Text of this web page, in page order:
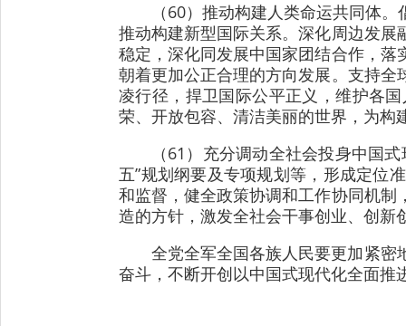
（60）推动构建人类命运共同体
推动构建新型国际关系。深化周边发
稳定，深化同发展中国家团结合作，
朝着更加公正合理的方向发展。支持
凌行径，捍卫国际公平正义，维护各
荣、开放包容、清洁美丽的世界，为构
（61）充分调动全社会投身中国
五”规划纲要及专项规划等，形成定位
和监督，健全政策协调和工作协同机
造的方针，激发全社会干事创业、创
全党全军全国各族人民要更加紧
奋斗，不断开创以中国式现代化全面推